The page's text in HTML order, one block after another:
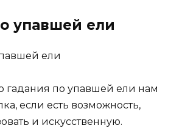
упавшей ели
гадания по упавшей ели нам
если есть возможность,
и искусственную.